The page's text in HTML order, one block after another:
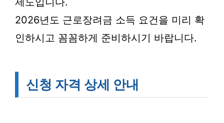
2026년도 근로장려금 소득 요건을 미리 확
인하시고 꼼꼼하게 준비하시기 바랍니다.
신청 자격 상세 안내